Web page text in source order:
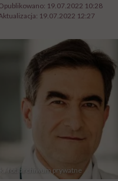
19.07.2022 10:28
19.07.2022 12:27
/ fot. archiwum prywatne